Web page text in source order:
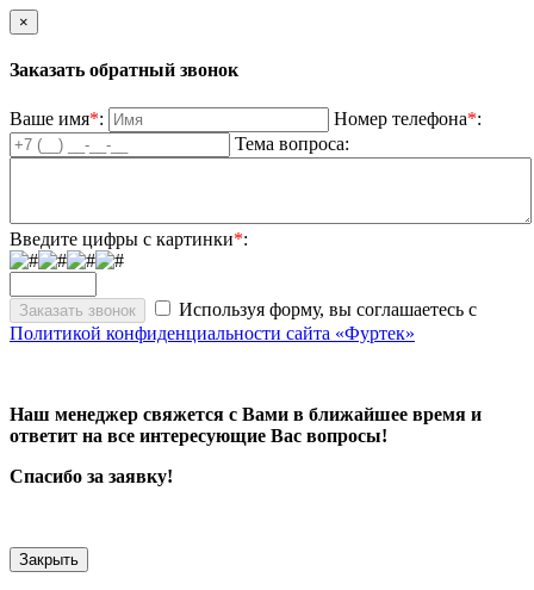
×
Заказать обратный звонок
Ваше имя*: Номер телефона*:
Тема вопроса:
Введите цифры с картинки*:
Используя форму, вы соглашаетесь с
Политикой конфиденциальности сайта «Фуртек»
Наш менеджер свяжется с Вами в ближайшее время и
ответит на все интересующие Вас вопросы!
Спасибо за заявку!
Закрыть